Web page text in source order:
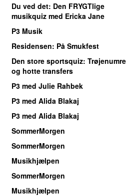
Du ved det: Den FRYGTlige
musikquiz med Ericka Jane
P3 Musik
Residensen: På Smukfest
Den store sportsquiz: Trøjenumre
og hotte transfers
P3 med Julie Rahbek
P3 med Alida Blakaj
P3 med Alida Blakaj
SommerMorgen
SommerMorgen
Musikhjælpen
SommerMorgen
Musikhjælpen